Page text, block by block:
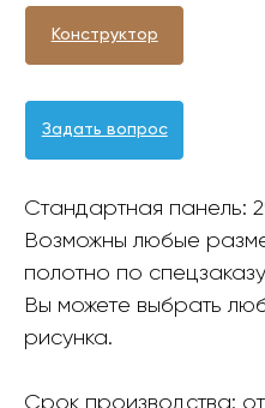
Конструктор
Задать вопрос
Стандартная панель:
Возможны любые
полотно по
Вы можете выбрать
рисунка.
Срок производства: